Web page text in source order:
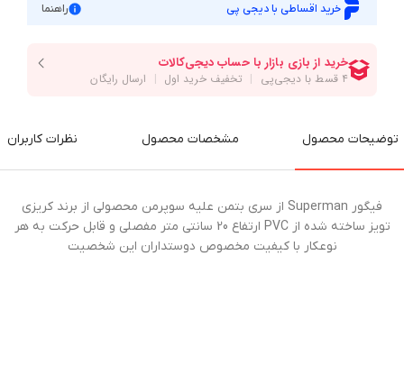
خرید اقساطی با دیجی پی راهنما
توضیحات محصول مشخصات محصول نظرات کاربران
فیگور Superman از سری بتمن علیه سوپرمن محصولی از برند کریزی
تویز ساخته شده از PVC ارتفاع 20 سانتی متر مفصلی و قابل حرکت به هر
نوعکار با کیفیت مخصوص دوستداران این شخصیت